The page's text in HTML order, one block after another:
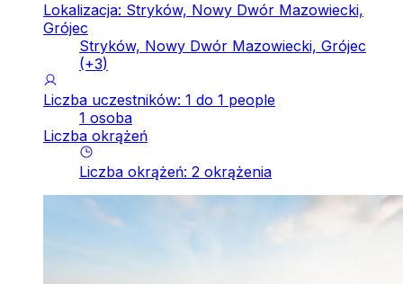
Lokalizacja: Stryków, Nowy Dwór Mazowiecki,
Grójec
Stryków, Nowy Dwór Mazowiecki, Grójec
(+3)
Liczba uczestników: 1 do 1 people
1 osoba
Liczba okrążeń
Liczba okrążeń: 2 okrążenia